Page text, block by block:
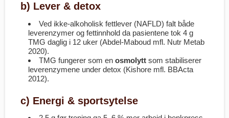
b) Lever & detox
Ved ikke-alkoholisk fettlever (NAFLD) falt både
leverenzymer og fett­innhold da pasientene tok 4 g
TMG daglig i 12 uker (Abdel-Maboud mfl. Nutr Metab
2020).
TMG fungerer som en osmolytt som stabiliserer
leverenzymene under detox (Kishore mfl. BBActa
2012).
c) Energi & sports­ytelse